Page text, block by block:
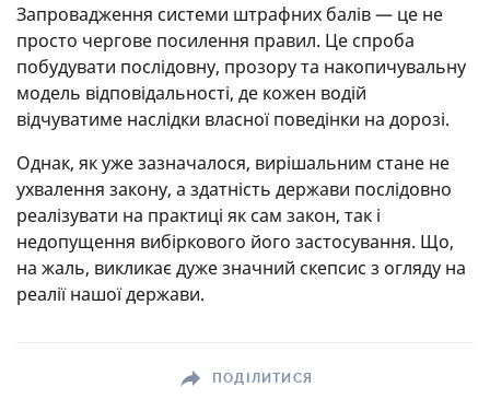
Запровадження системи штрафних балів — це не
просто чергове посилення правил. Це спроба
побудувати послідовну, прозору та накопичувальну
модель відповідальності, де кожен водій
відчуватиме наслідки власної поведінки на дорозі.
Однак, як уже зазначалося, вирішальним стане не
ухвалення закону, а здатність держави послідовно
реалізувати на практиці як сам закон, так і
недопущення вибіркового його застосування. Що,
на жаль, викликає дуже значний скепсис з огляду на
реалії нашої держави.
ПОДІЛИТИСЯ